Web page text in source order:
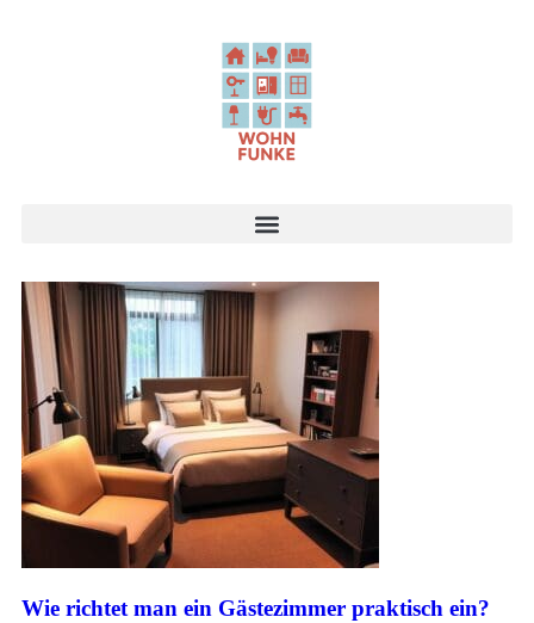
Wie richtet man ein Gästezimmer praktisch ein?